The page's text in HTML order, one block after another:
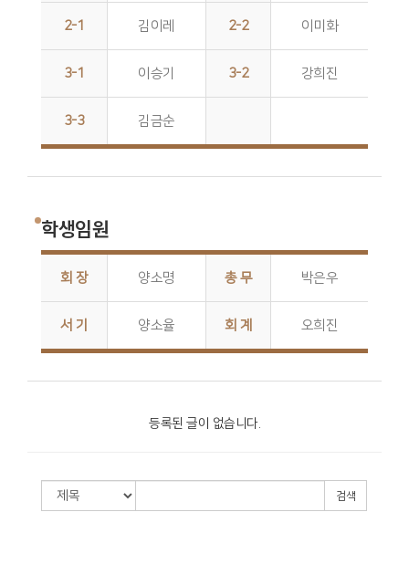
2-1 김이레 2-2 이미화
3-1 이승기 3-2 강희진
3-3 김금순
학생임원
회 장 양소명 총 무 박은우
서 기 양소율 회 계 오희진
등록된 글이 없습니다.
검색